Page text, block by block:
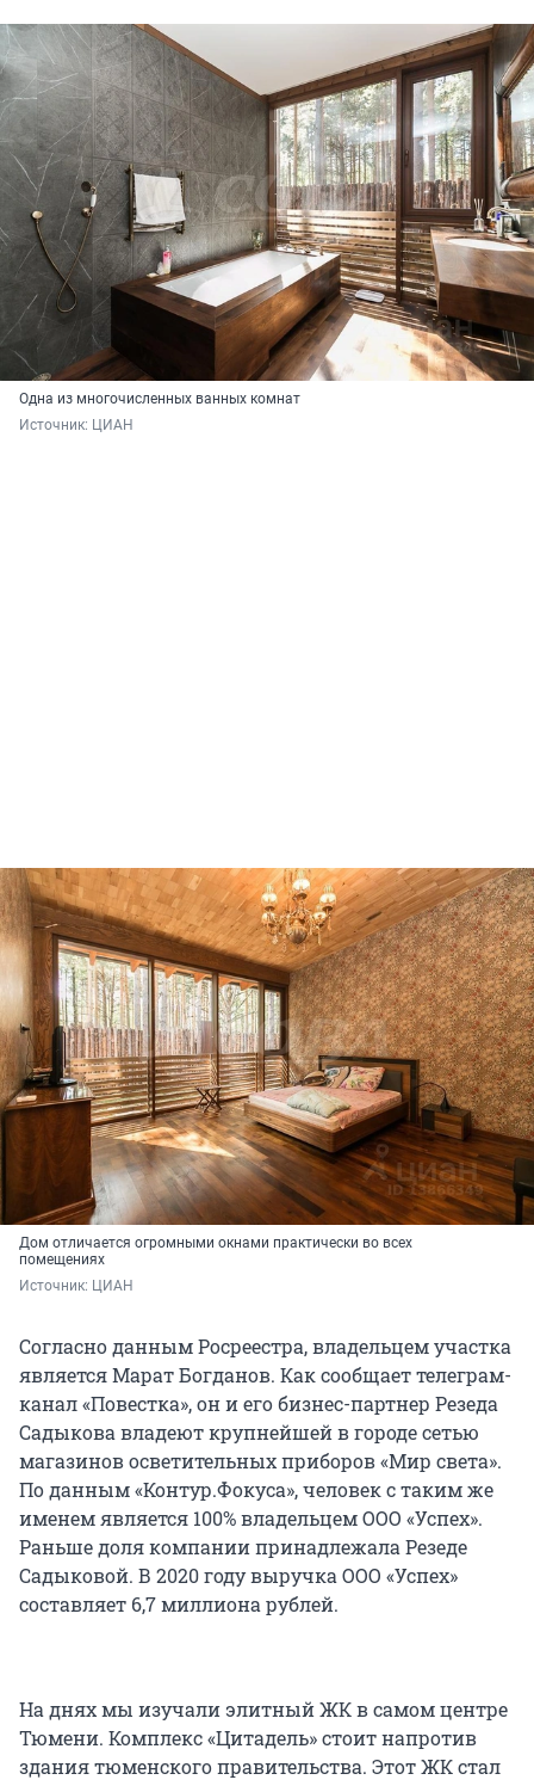
Одна из многочисленных ванных комнат
Источник: ЦИАН
Дом отличается огромными окнами практически во всех
помещениях
Источник: ЦИАН
Согласно данным Росреестра, владельцем участка
является Марат Богданов. Как сообщает телеграм-
канал «Повестка», он и его бизнес-партнер Резеда
Садыкова владеют крупнейшей в городе сетью
магазинов осветительных приборов «Мир света».
По данным «Контур.Фокуса», человек с таким же
именем является 100% владельцем ООО «Успех».
Раньше доля компании принадлежала Резеде
Садыковой. В 2020 году выручка ООО «Успех»
составляет 6,7 миллиона рублей.
На днях мы изучали элитный ЖК в самом центре
Тюмени. Комплекс «Цитадель» стоит напротив
здания тюменского правительства. Этот ЖК стал